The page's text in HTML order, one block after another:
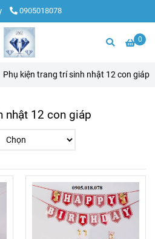
0905018078
0
Phụ kiện trang trí sinh nhật 12 con giáp
nhật 12 con giáp